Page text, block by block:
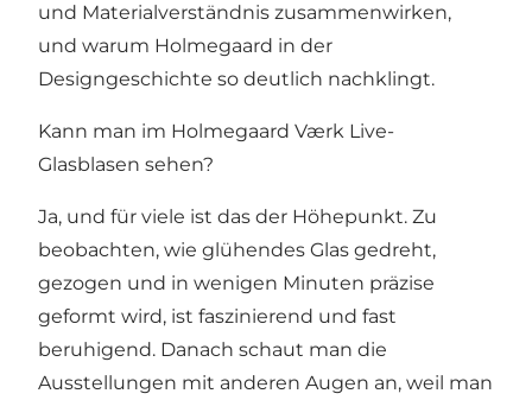
und Materialverständnis zusammenwirken,
und warum Holmegaard in der
Designgeschichte so deutlich nachklingt.
Kann man im Holmegaard Værk Live-
Glasblasen sehen?
Ja, und für viele ist das der Höhepunkt. Zu
beobachten, wie glühendes Glas gedreht,
gezogen und in wenigen Minuten präzise
geformt wird, ist faszinierend und fast
beruhigend. Danach schaut man die
Ausstellungen mit anderen Augen an, weil man